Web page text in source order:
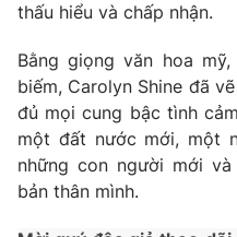
Thị trường 24h
VTV4
VTV9
thấu hiểu và chấp nhận.
Bằng giọng văn hoa
biếm, Carolyn Shine đã
đủ mọi cung bậc tình
một đất nước mới, một
những con người mới
bản thân mình.